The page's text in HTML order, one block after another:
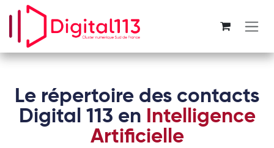
Se rendre au contenu
Le répertoire des contacts
Digital 113 en Intelligence
Artificielle